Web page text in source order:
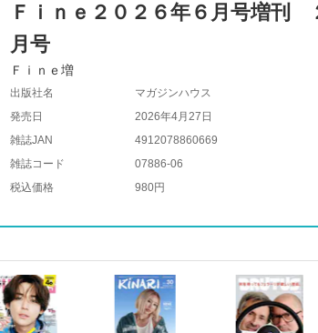
Ｆｉｎｅ２０２６年６月号増刊
月号
Ｆｉｎｅ増
出版社名
マガジンハウス
発売日
2026年4月27日
雑誌JAN
4912078860669
雑誌コード
07886-06
税込価格
980円